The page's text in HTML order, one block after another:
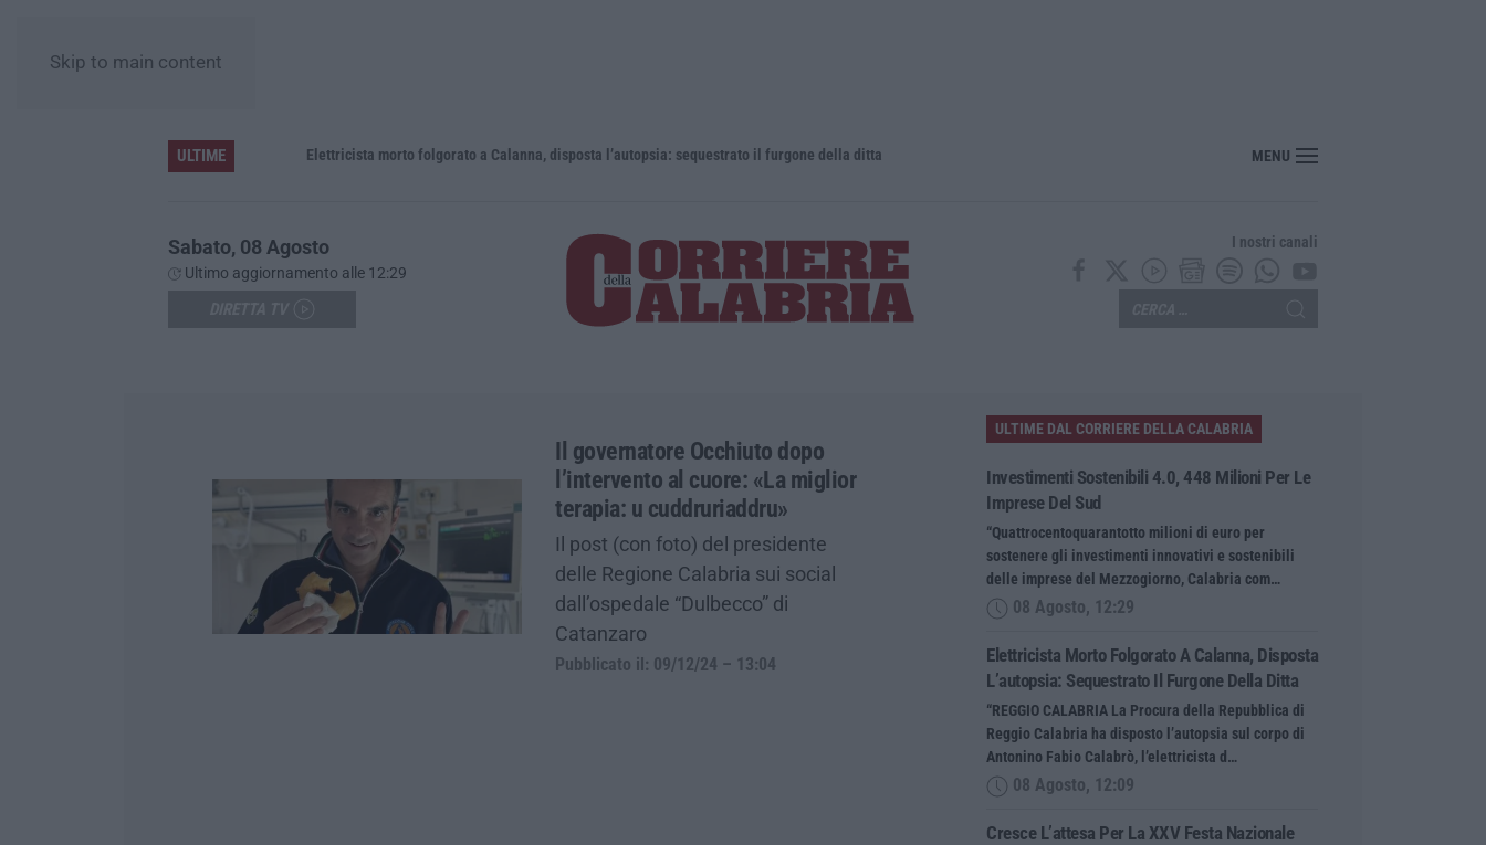
Skip to main content
ULTIME Elettricista morto folgorato a Calanna, disposta l’autopsia: sequestrato il furgone della ditta Cresce l’attesa per la XXV Festa Nazionale dello Stocco di Cittanova
MENU
Sabato, 08 Agosto
Ultimo aggiornamento alle 12:29
I nostri canali
Il governatore Occhiuto dopo
l’intervento al cuore: «La miglior
terapia: u cuddruriaddru»
Il post (con foto) del presidente
delle Regione Calabria sui social
dall’ospedale “Dulbecco” di
Catanzaro
Pubblicato il: 09/12/24 – 13:04
ULTIME DAL CORRIERE DELLA CALABRIA
Investimenti Sostenibili 4.0, 448 Milioni Per Le
Imprese Del Sud
“Quattrocentoquarantotto milioni di euro per
sostenere gli investimenti innovativi e sostenibili
delle imprese del Mezzogiorno, Calabria com…
08 Agosto, 12:29
Elettricista Morto Folgorato A Calanna, Disposta
L’autopsia: Sequestrato Il Furgone Della Ditta
“REGGIO CALABRIA La Procura della Repubblica di
Reggio Calabria ha disposto l’autopsia sul corpo di
Antonino Fabio Calabrò, l’elettricista d…
08 Agosto, 12:09
Cresce L’attesa Per La XXV Festa Nazionale